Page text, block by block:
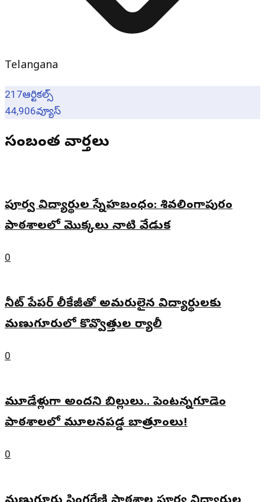
Telangana
217ఆర్టికల్స్
44,906వ్యూస్
సంబంధిత వార్తలు
పూర్వ విద్యార్థుల స్నేహబంధం: శివలింగాపురం
పాఠశాలలో మొక్కలు నాటి వేడుక
0
నీట్ పేపర్ లీకేజీతో అమరులైన విద్యార్థులకు
మణుగూరులో కొవ్వొత్తుల ర్యాలీ
0
మూడేళ్లుగా అందని బిల్లులు.. పెంటన్నగూడెం
పాఠశాలలో మూలనపడ్డ బాత్రూంలు!
0